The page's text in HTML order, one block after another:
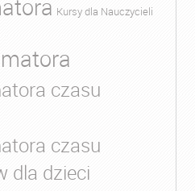
Kursy dla Nauczycieli
czasu
czasu
dla dzieci